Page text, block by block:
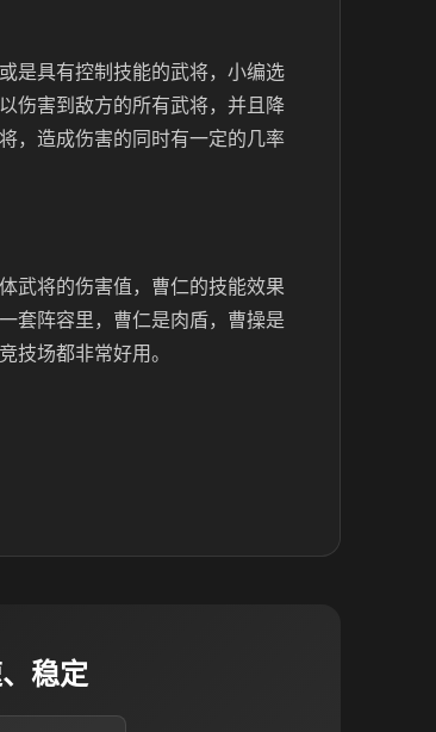
是具有控制技能的武将，小编选
伤害到敌方的所有武将，并且降
，造成伤害的同时有一定的几率
武将的伤害值，曹仁的技能效果
套阵容里，曹仁是肉盾，曹操是
技场都非常好用。
稳定